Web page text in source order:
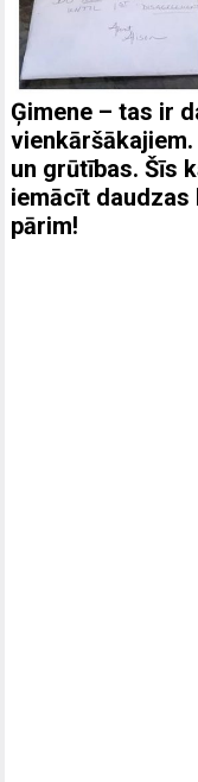
Ģimene – tas ir
un grūtības. Šīs
iemācīt daudzas
pārim!